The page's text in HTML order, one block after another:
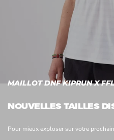
MAILLOT DNF KIPRUN X
NOUVELLES TAILLES
Pour mieux exploser sur votre